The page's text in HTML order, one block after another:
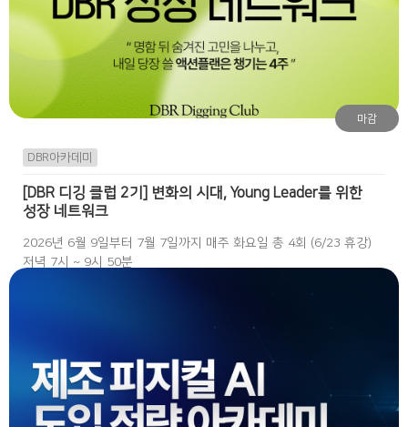
마감
DBR아카데미
[DBR 디깅 클럽 2기] 변화의 시대, Young Leader를 위한
성장 네트워크
2026년 6월 9일부터 7월 7일까지 매주 화요일 총 4회 (6/23 휴강)
저녁 7시 ~ 9시 50분